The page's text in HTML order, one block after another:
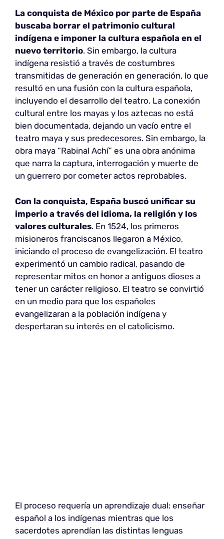
La conquista de México por parte de España
buscaba borrar el patrimonio cultural
indígena e imponer la cultura española en el
nuevo territorio. Sin embargo, la cultura
indígena resistió a través de costumbres
transmitidas de generación en generación, lo que
resultó en una fusión con la cultura española,
incluyendo el desarrollo del teatro. La conexión
cultural entre los mayas y los aztecas no está
bien documentada, dejando un vacío entre el
teatro maya y sus predecesores. Sin embargo, la
obra maya “Rabinal Achí” es una obra anónima
que narra la captura, interrogación y muerte de
un guerrero por cometer actos reprobables.
Con la conquista, España buscó unificar su
imperio a través del idioma, la religión y los
valores culturales. En 1524, los primeros
misioneros franciscanos llegaron a México,
iniciando el proceso de evangelización. El teatro
experimentó un cambio radical, pasando de
representar mitos en honor a antiguos dioses a
tener un carácter religioso. El teatro se convirtió
en un medio para que los españoles
evangelizaran a la población indígena y
despertaran su interés en el catolicismo.
El proceso requería un aprendizaje dual: enseñar
español a los indígenas mientras que los
sacerdotes aprendían las distintas lenguas